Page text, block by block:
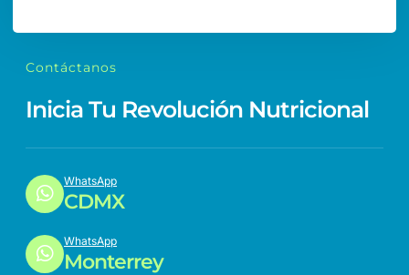
Contáctanos
Inicia Tu Revolución Nutricional
WhatsApp
CDMX
WhatsApp
Monterrey